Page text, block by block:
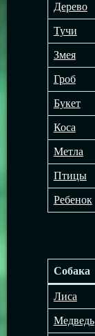
Дерево
Тучи
Змея
Гроб
Букет
Коса
Метла
Птицы
Ребенок
Собака
Лиса
Медведь